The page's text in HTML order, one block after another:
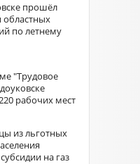
прошёл
областных
по летнему
"Трудовое
рабочих мест
из льготных
на газ